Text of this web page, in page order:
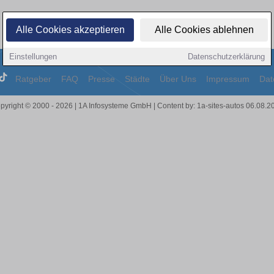
Alle Cookies akzeptieren Alle Cookies ablehnen
Einstellungen Datenschutzerklärung
Ratgeber FAQ Presse Städte Über Uns Impressum
© 2000 - 2026 | 1A Infosysteme GmbH | Content by: 1a-sites-autos